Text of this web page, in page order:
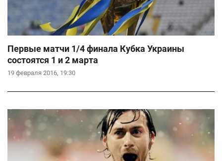
19 февраля 2016, 19:30
Первые матчи 1/4 финала Кубка Украины
состоятся 1 и 2 марта